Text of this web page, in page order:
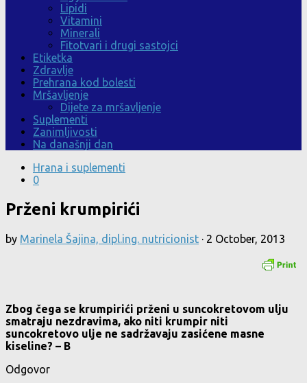
Lipidi
Vitamini
Minerali
Fitotvari i drugi sastojci
Etiketka
Zdravlje
Prehrana kod bolesti
Mršavljenje
Dijete za mršavljenje
Suplementi
Zanimljivosti
Na današnji dan
Hrana i suplementi
0
Prženi krumpirići
by Marinela Šajina, dipl.ing. nutricionist · 2 October, 2013
Zbog čega se krumpirići prženi u suncokretovom ulju
smatraju nezdravima, ako niti krumpir niti
suncokretovo ulje ne sadržavaju zasićene masne
kiseline? – B
Odgovor